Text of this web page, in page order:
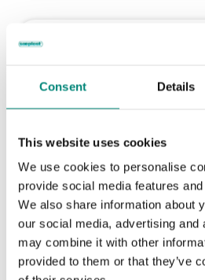
Consent Details
This website uses cookies
We use cookies to personalise
provide social media features
We also share information about
our social media, advertising and
may combine it with other
provided to them or that they’ve
Fræsing
Fræst merking tryggir skýra og